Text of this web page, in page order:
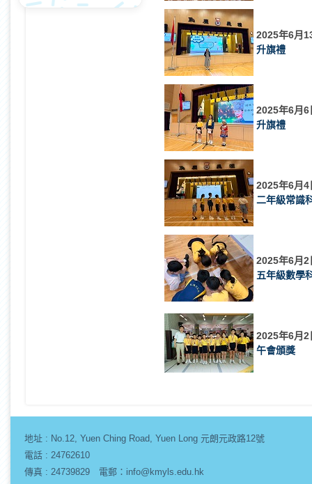
2025年6月
升旗禮
2025年6月6
升旗禮
2025年6月4
二年級常識
2025年6月2
五年級數學
2025年6月2
午會頒獎
地址 : No.12, Yuen Ching Road, Yuen Long 元朗元政路12號
電話 : 24762610
傳真 : 24739829 電郵：info@kmyls.edu.hk